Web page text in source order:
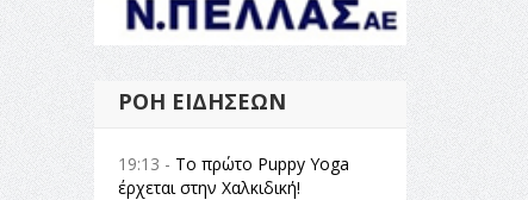
ΡΟΉ ΕΙΔΉΣΕΩΝ
19:13 - Το πρώτο Puppy Yoga
έρχεται στην Χαλκιδική!